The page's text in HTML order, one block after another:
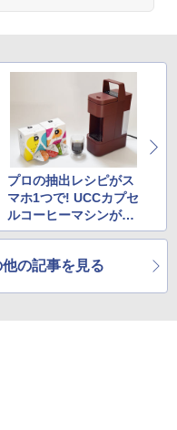
プロの抽出レシピがス
マホ1つで! UCCカプセ
ルコーヒーマシンがラ
ク&おいしい
他の記事を見る